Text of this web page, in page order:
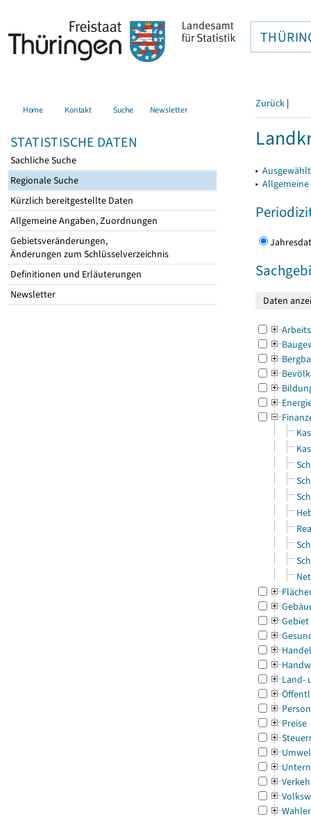
Home Kontakt Suche Newsletter
STATISTISCHE DATEN
Sachliche Suche
Regionale Suche
Kürzlich bereitgestellte Daten
Allgemeine Angaben, Zuordnungen
Gebietsveränderungen,
Änderungen zum Schlüsselverzeichnis
Definitionen und Erläuterungen
Newsletter
Zurück |
▸
▸
Gebiet
Land-
Preise